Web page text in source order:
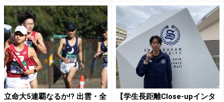
立命大5連覇なるか!? 出雲・全
【学生長距離Close-upインタ